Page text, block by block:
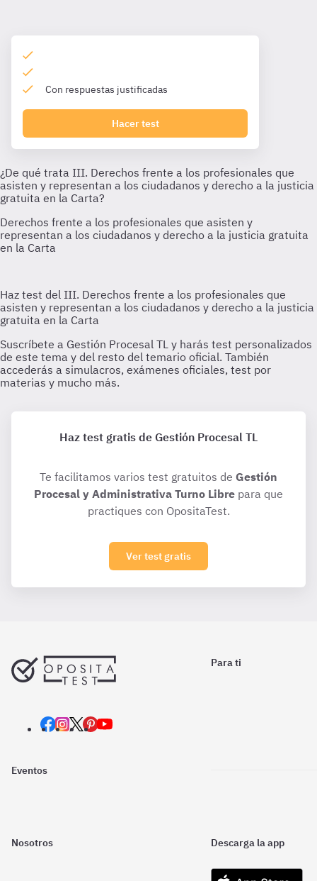
Con respuestas justificadas
Hacer test
Haz test gratis de Gestión Procesal TL
Te facilitamos varios test gratuitos de Gestión
Procesal y Administrativa Turno Libre para que
practiques con OpositaTest.
Ver test gratis
Para ti
Eventos
Nosotros Descarga la app